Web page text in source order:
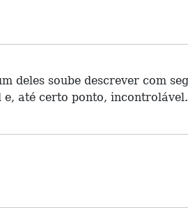
deles soube descrever com
e, até certo ponto, incontrolável.